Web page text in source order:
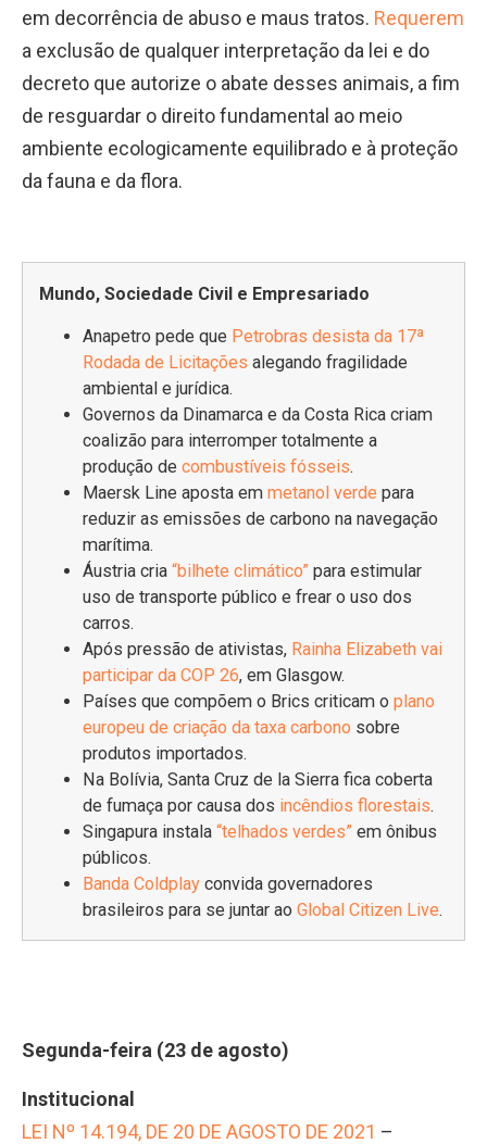
em decorrência de abuso e maus tratos. Requerem
a exclusão de qualquer interpretação da lei e do
decreto que autorize o abate desses animais, a fim
de resguardar o direito fundamental ao meio
ambiente ecologicamente equilibrado e à proteção
da fauna e da flora.
Mundo, Sociedade Civil e Empresariado
Anapetro pede que Petrobras desista da 17ª
Rodada de Licitações alegando fragilidade
ambiental e jurídica.
Governos da Dinamarca e da Costa Rica criam
coalizão para interromper totalmente a
produção de combustíveis fósseis.
Maersk Line aposta em metanol verde para
reduzir as emissões de carbono na navegação
marítima.
Áustria cria “bilhete climático” para estimular
uso de transporte público e frear o uso dos
carros.
Após pressão de ativistas, Rainha Elizabeth vai
participar da COP 26, em Glasgow.
Países que compõem o Brics criticam o plano
europeu de criação da taxa carbono sobre
produtos importados.
Na Bolívia, Santa Cruz de la Sierra fica coberta
de fumaça por causa dos incêndios florestais.
Singapura instala “telhados verdes” em ônibus
públicos.
Banda Coldplay convida governadores
brasileiros para se juntar ao Global Citizen Live.
Segunda-feira (23 de agosto)
Institucional
LEI Nº 14.194, DE 20 DE AGOSTO DE 2021 –